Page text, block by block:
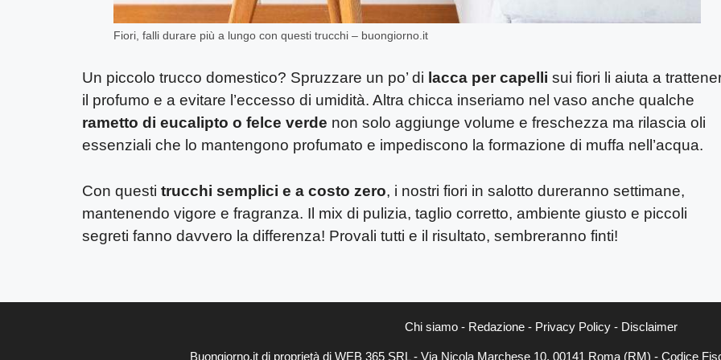
Fiori, falli durare più a lungo con questi trucchi – buongiorno.it
Un piccolo trucco domestico? Spruzzare un po’ di lacca per capelli sui fiori li aiuta a
il profumo e a evitare l’eccesso di umidità. Altra chicca inseriamo nel vaso anche qualche
rametto di eucalipto o felce verde non solo aggiunge volume e freschezza ma rilascia oli
essenziali che lo mantengono profumato e impediscono la formazione di muffa nell’acqua.
Con questi trucchi semplici e a costo zero, i nostri fiori in salotto dureranno settimane,
mantenendo vigore e fragranza. Il mix di pulizia, taglio corretto, ambiente giusto e piccoli
segreti fanno davvero la differenza! Provali tutti e il risultato, sembreranno finti!
Chi siamo- Redazione- Privacy Policy- Disclaimer
Buongiorno.it di proprietà di WEB 365 SRL - Via Nicola Marchese 10, 00141 Roma (RM) - Codice